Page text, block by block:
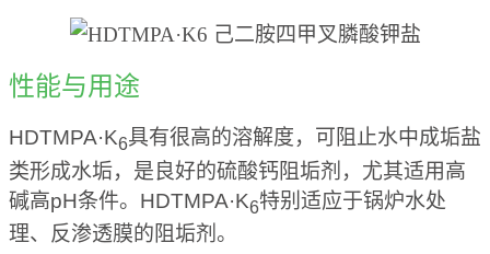
性能与用途
HDTMPA·K6具有很高的溶解度，可阻止水中成垢盐
类形成水垢，是良好的硫酸钙阻垢剂，尤其适用高
碱高pH条件。 HDTMPA·K6特别适应于锅炉水处
理、反渗透膜的阻垢剂。